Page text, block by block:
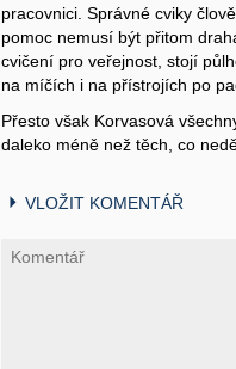
pracovnici. Správné cviky
pomoc nemusí být přitom
cvičení pro veřejnost, stojí
na míčích i na přístrojích po
Přesto však Korvasová
daleko méně než těch, co
VLOŽIT KOMENTÁŘ